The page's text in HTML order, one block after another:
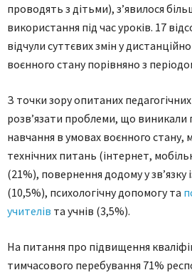
проводять з дітьми), з’явилося
використання під час уроків. 17
відчули суттєвих змін у
воєнного стану порівняно з
З точки зору опитаних
розв’язати проблеми, що виникали
навчання в умовах воєнного стану,
технічних питань (інтернет,
(21%), повернення додому у зв’язку
(10,5%), психологічну допомогу та
учителів та учнів (3,5%).
На питання про підвищення
тимчасового перебування 71%